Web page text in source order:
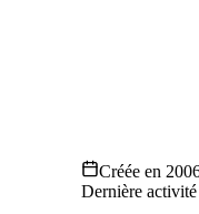
Créée en
Dernière